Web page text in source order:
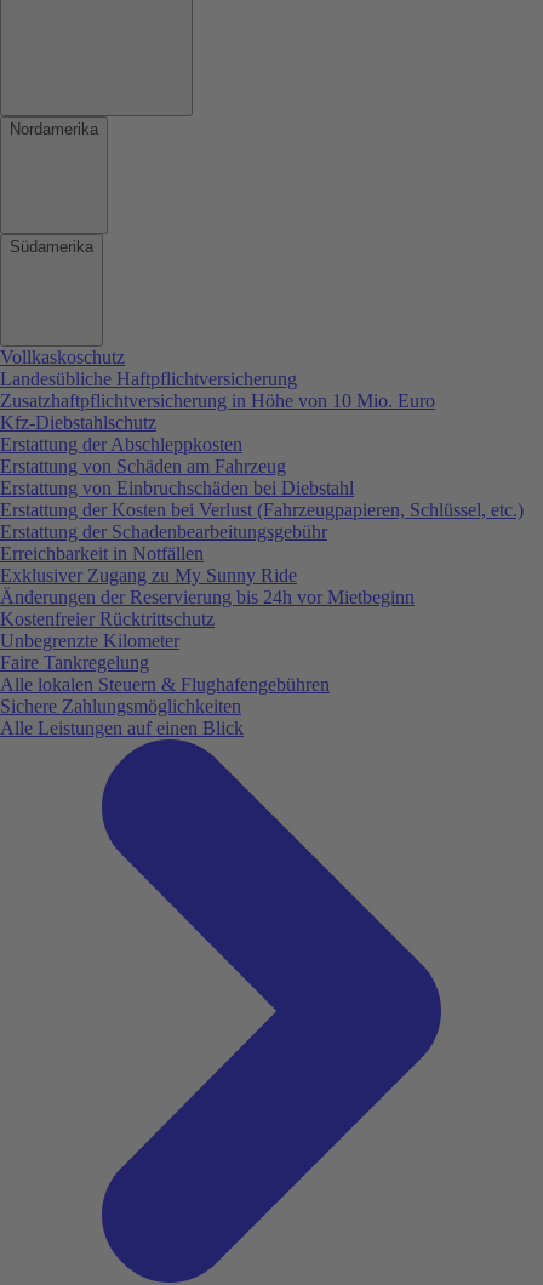
Nordamerika
Südamerika
Vollkaskoschutz
Landesübliche Haftpflichtversicherung
Zusatzhaftpflichtversicherung in Höhe von 10 Mio. Euro
Kfz-Diebstahlschutz
Erstattung der Abschleppkosten
Erstattung von Schäden am Fahrzeug
Erstattung von Einbruchschäden bei Diebstahl
Erstattung der Kosten bei Verlust (Fahrzeugpapieren, Schlüssel, etc.)
Erstattung der Schadenbearbeitungsgebühr
Erreichbarkeit in Notfällen
Exklusiver Zugang zu My Sunny Ride
Änderungen der Reservierung bis 24h vor Mietbeginn
Kostenfreier Rücktrittschutz
Unbegrenzte Kilometer
Faire Tankregelung
Alle lokalen Steuern & Flughafengebühren
Sichere Zahlungsmöglichkeiten
Alle Leistungen auf einen Blick